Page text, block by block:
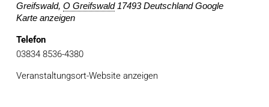
Greifswald, O Greifswald 17493 Deutschland Google
Karte anzeigen
Telefon
03834 8536-4380
Veranstaltungsort-Website anzeigen